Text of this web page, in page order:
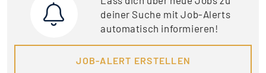
deiner Suche mit Job-Alerts
automatisch informieren!
JOB-ALERT ERSTELLEN